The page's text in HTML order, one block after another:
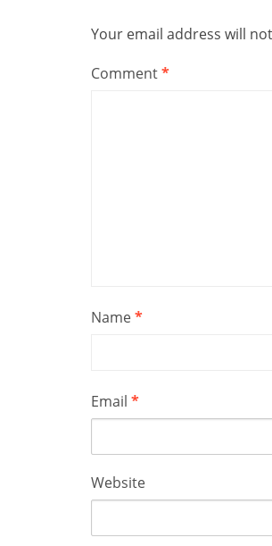
Your email address will
Comment*
Name*
Email *
Website